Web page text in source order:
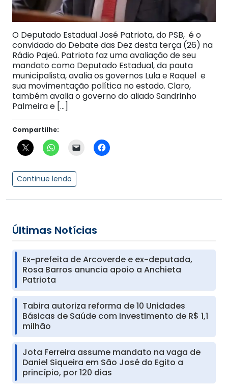
O Deputado Estadual José Patriota, do PSB, é o
convidado do Debate das Dez desta terça (26) na
Rádio Pajeú. Patriota faz uma avaliação de seu
mandato como Deputado Estadual, da pauta
municipalista, avalia os governos Lula e Raquel e
sua movimentação política no estado. Claro,
também avalia o governo do aliado Sandrinho
Palmeira e […]
Compartilhe:
Continue lendo
Últimas Notícias
Ex-prefeita de Arcoverde e ex-deputada,
Rosa Barros anuncia apoio a Anchieta
Patriota
Tabira autoriza reforma de 10 Unidades
Básicas de Saúde com investimento de R$ 1,1
milhão
Jota Ferreira assume mandato na vaga de
Daniel Siqueira em São José do Egito a
princípio, por 120 dias